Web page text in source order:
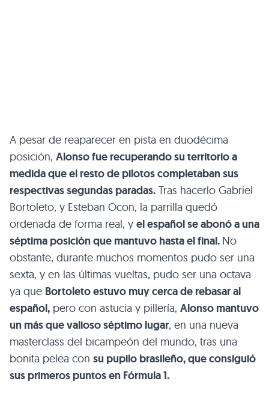
A pesar de reaparecer en pista en duodécima
posición, Alonso fue recuperando su territorio a
medida que el resto de pilotos completaban sus
respectivas segundas paradas. Tras hacerlo Gabriel
Bortoleto, y Esteban Ocon, la parrilla quedó
ordenada de forma real, y el español se abonó a una
séptima posición que mantuvo hasta el final. No
obstante, durante muchos momentos pudo ser una
sexta, y en las últimas vueltas, pudo ser una octava
ya que Bortoleto estuvo muy cerca de rebasar al
español, pero con astucia y pillería, Alonso mantuvo
un más que valioso séptimo lugar, en una nueva
masterclass del bicampeón del mundo, tras una
bonita pelea con su pupilo brasileño, que consiguió
sus primeros puntos en Fórmula 1.